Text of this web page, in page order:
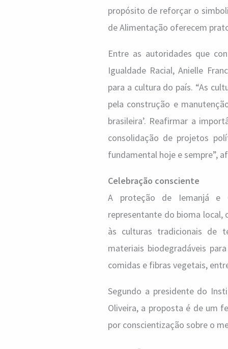
propósito de reforçar o
de Alimentação oferecem
Entre as autoridades que
Igualdade Racial, Anielle
para a cultura do país. “As
pela construção e
brasileira’. Reafirmar a
consolidação de projetos
fundamental hoje e sempre”,
Celebração consciente
A proteção de Iemanjá e
representante do bioma local,
às culturas tradicionais de
materiais biodegradáveis
comidas e fibras vegetais,
Segundo a presidente do
Oliveira, a proposta é de um
por conscientização sobre o